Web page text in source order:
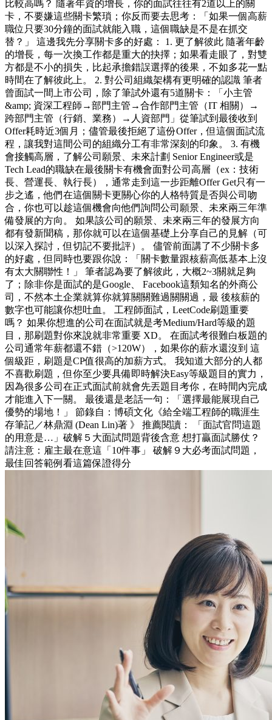
比較高嗎？ 隨著年資的增長，你的面試往往有2道以上的關
卡，不要嫌這些關卡繁瑣；你反而要去思考：「如果一個高薪
職位只要30分鐘的面試就能入職，這個職缺是不是在抓交
替？」 這邊我先分享關卡多的好處： 1. 更了解彼此 隨著年齡
的增長，每一次換工作都是重大的抉擇；如果看走眼了，對雙
方都是不小的損失，比起承擔錯誤選擇的後果，不如多花一點
時間在了解彼此上。 2. 對公司組織架構有更明確的認識 筆者
曾面試一間上市公司，除了筆試外還有5道關卡：「小主管
&amp; 資深工程師→部門主管→合作部門主管（IT 相關）→
跨部門主管（行銷、業務）→人資部門」從筆試到最後收到
Offer耗時近3個月；儘管最後拒絕了這份Offer，但這個面試流
程，讓我對這間公司的組織分工有非常深刻的印象。 3. 有機
會接觸高層，了解公司願景、未來計劃 Senior Engineer或是
Tech Lead的職缺在最後關卡有機會面對公司高層（ex：技術
長、營運長、執行長），通常走到這一步距離Offer Get只有一
步之遙，他們在這個關卡更關心你的人格特質是否與公司吻
合，你也可以趁這個機會向他們詢問公司願景、未來兩三年準
備發展的方向。 如果該公司的願景、未來兩三年的發展方向
都有發新聞稿，那你就可以在這個基礎上分享自己的見解（可
以深入探討，但切記不要批評）。 儘管前面講了不少關卡多
的好處，但同時也要跟你說：「關卡數量跟核薪高低基本上沒
有太大關聯性！」 筆者認為要了解彼此，大概2~3關就足夠
了；除非你是面試的是Google、 Facebook這類知名的外商公
司，不然本土企業就算你就算關關難過關關過，最 後核薪的
數字也可能讓你想吐血。 工程師面試，LeetCode刷題重要
嗎？ 如果你想進的公司在面試就是考Medium/Hard等級的題
目，那刷題對你來說就非常重要 XD。 在面試考很難白板題的
公司通常年薪都還不錯（>120W），如果你的薪水還沒到 這
個級距，刷題是CP值很高的加薪方式。 我知道大部分的人都
不喜歡刷題，但你至少要具備即時解決Easy等級題目的實力，
因為很多公司在正式面試前就會先丟題目考你，在時間內完成
才能進入下一關。 最後還是老話一句：「選擇最能展現自己
優勢的場地！」 節錄自：博碩文化《給全端工程師的職涯生
存筆記／林鼎淵 (Dean Lin)著 》 推薦閱讀： 「面試官問這題
的用意是…」破解５大面試問題背後含意 想打贏面試勝仗？
請注意：雇主最在意這「10件事」 破解９大必考面試問題，
最佳回答範例看這篇保證得分